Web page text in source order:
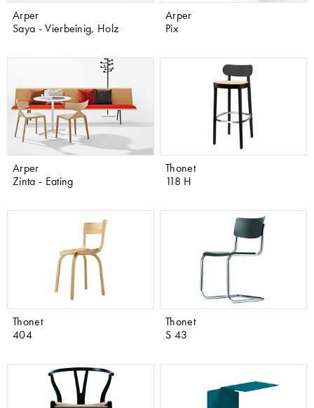
Arper
Saya - Vierbeinig, Holz
Arper
Pix
Arper
Zinta - Eating
Thonet
118 H
Thonet
404
Thonet
S 43